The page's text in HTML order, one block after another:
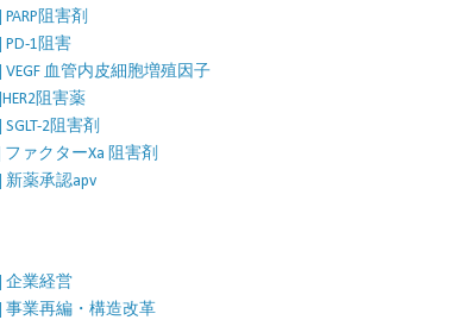
PARP阻害剤
PD-1阻害
VEGF 血管内皮細胞増殖因子
阻害薬
SGLT-2阻害剤
ファクターXa 阻害剤
新薬承認apv
企業経営
事業再編・構造改革